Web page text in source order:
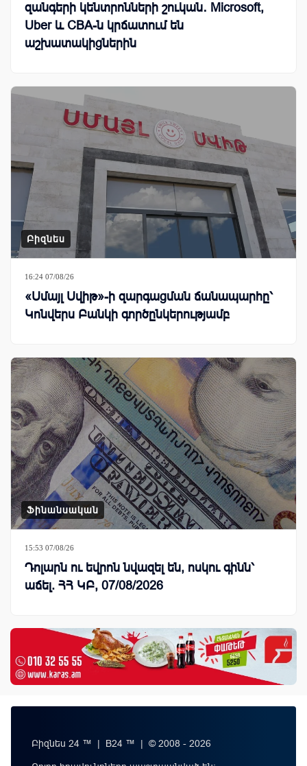
զանգերի կենտրոնների շուկան․ Microsoft,
Uber և CBA-ն կրճատում են
աշխատակիցներին
Բիզնես
16:24 07/08/26
«Սմայլ Սվիթ»-ի զարգացման ճանապարհը՝
Կոնվերս Բանկի գործընկերությամբ
Ֆինանսական
15:53 07/08/26
Դոլարն ու եվրոն նվազել են, ոսկու գինն՝
աճել. ՀՀ ԿԲ, 07/08/2026
Բիզնես 24 ™ | B24 ™ | © 2008 - 2026